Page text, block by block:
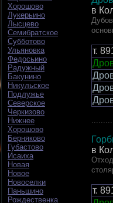
Хорошово
Лукерьино
Лысцево
Семибратское
Субботово
Ульяновка
Федосьино
Радужный
Бакунино
Никульское
Подлужье
Северское
Черкизово
Нижнее
Хорошово
Берняково
Губастово
Исаиха
Новая
Новое
Новоселки
Паньшино
Рождественка
в
т.
в
т.